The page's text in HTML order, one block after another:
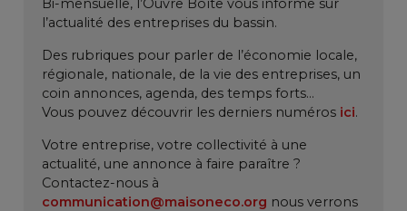
Bi-mensuelle, l’Ouvre Boîte vous informe sur
l’actualité des entreprises du bassin.
Des rubriques pour parler de l’économie locale,
régionale, nationale, de la vie des entreprises, un
coin annonces, agenda, des temps forts…
Vous pouvez découvrir les derniers numéros ici.
Votre entreprise, votre collectivité à une
actualité, une annonce à faire paraître ?
Contactez-nous à
communication@maisoneco.org nous verrons